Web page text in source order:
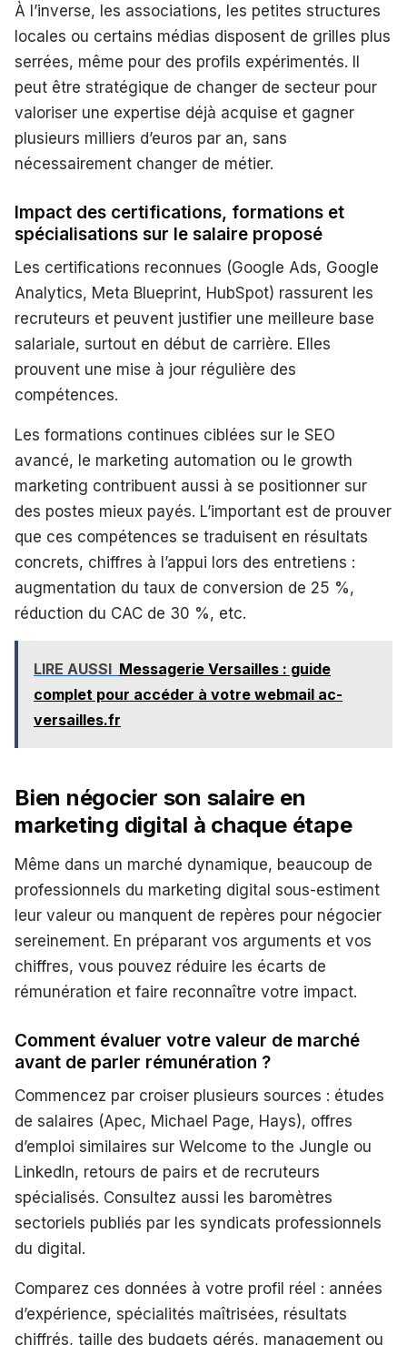
À l’inverse, les associations, les petites structures
locales ou certains médias disposent de grilles plus
serrées, même pour des profils expérimentés. Il
peut être stratégique de changer de secteur pour
valoriser une expertise déjà acquise et gagner
plusieurs milliers d’euros par an, sans
nécessairement changer de métier.
Impact des certifications, formations et
spécialisations sur le salaire proposé
Les certifications reconnues (Google Ads, Google
Analytics, Meta Blueprint, HubSpot) rassurent les
recruteurs et peuvent justifier une meilleure base
salariale, surtout en début de carrière. Elles
prouvent une mise à jour régulière des
compétences.
Les formations continues ciblées sur le SEO
avancé, le marketing automation ou le growth
marketing contribuent aussi à se positionner sur
des postes mieux payés. L’important est de prouver
que ces compétences se traduisent en résultats
concrets, chiffres à l’appui lors des entretiens :
augmentation du taux de conversion de 25 %,
réduction du CAC de 30 %, etc.
LIRE AUSSI Messagerie Versailles : guide
complet pour accéder à votre webmail ac-
versailles.fr
Bien négocier son salaire en
marketing digital à chaque étape
Même dans un marché dynamique, beaucoup de
professionnels du marketing digital sous-estiment
leur valeur ou manquent de repères pour négocier
sereinement. En préparant vos arguments et vos
chiffres, vous pouvez réduire les écarts de
rémunération et faire reconnaître votre impact.
Comment évaluer votre valeur de marché
avant de parler rémunération ?
Commencez par croiser plusieurs sources : études
de salaires (Apec, Michael Page, Hays), offres
d’emploi similaires sur Welcome to the Jungle ou
LinkedIn, retours de pairs et de recruteurs
spécialisés. Consultez aussi les baromètres
sectoriels publiés par les syndicats professionnels
du digital.
Comparez ces données à votre profil réel : années
d’expérience, spécialités maîtrisées, résultats
chiffrés, taille des budgets gérés, management ou